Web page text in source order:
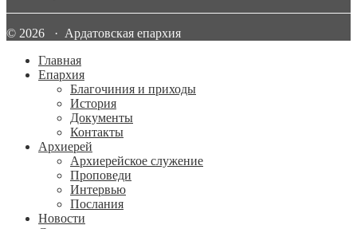
© 2026 · Ардатовская епархия
Главная
Епархия
Благочиния и приходы
История
Документы
Контакты
Архиерей
Архиерейское служение
Проповеди
Интервью
Послания
Новости